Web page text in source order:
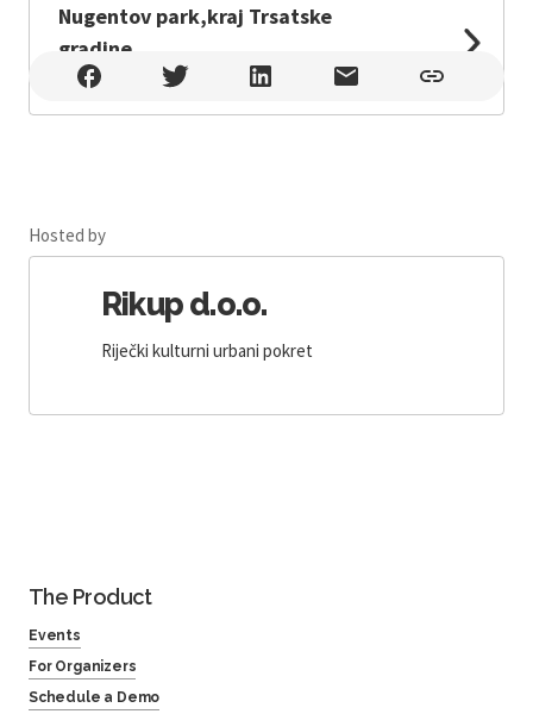
Nugentov park,kraj Trsatske
gradine,
Nugentov park,kraj Trsatske gradine, , Rijeka,
Hosted by
Rikup d.o.o.
Riječki kulturni urbani pokret
The Product
Events
For Organizers
Schedule a Demo